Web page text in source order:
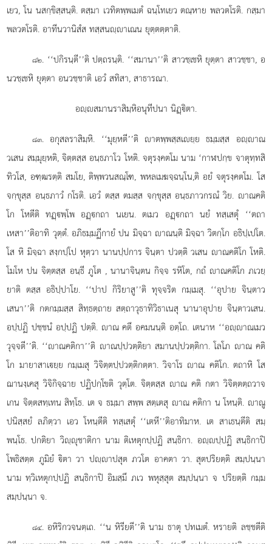
เยว, โน นสกฺขิสฺสนฺติ. ตสฺมา เวทิตพฺพเมตํ ฉนฺโทเยว ตณฺหาย พลวตโรติ. กสฺมา
พลวตโรติ. อาทีนวานิสํส ทสฺสนฺาเณน ยุตฺตตฺตาติ.
๘๒. ‘‘ปกิรนฺตี’’ติ ปตฺถรนฺติ. ‘‘สมานา’’ติ สาวชฺเชหิ ยุตฺตา สาวชฺชา, อ
นวชฺเชหิ ยุตฺตา อนวชฺชาติ เอวํ สทิสา, สาธารณา.
อฺสมานราสิมฺหิอนุทีปนา นิฏฺิตา.
๘๓. อกุสลราสิมฺหิ. ‘‘มุยฺหตี’’ติ าตพฺพสฺสเยฺย ธมฺมสฺส อฺาณ
วเสน สมฺมุยฺหติ, จิตฺตสฺส อนฺธภาโว โหติ. จตุรงฺคตโม นาม ‘กาฬปกฺข จาตุทฺทสิ
ทิวโส, อฑฺฒรตฺติ สมโย, ติพฺพวนสณฺโฑ, พหลเมฆจฺฉนฺโน,ติ อยํ จตุรงฺคตโม. โส
จกฺขุสฺส อนฺธภาวํ กโรติ. เอวํ ตสฺส ตมสฺส จกฺขุสฺส อนฺธภาวกรณํ วิย. าณคติ
โก โหตีติ ทฏฺพฺโพ อฏฺกถา นเยน. ตเมว อฏฺกถา นยํ ทสฺเสตุํ ‘‘ตถา
เหสา’’ติอาทิ วุตฺตํ. อภิธมฺมฏีกายํ ปน มิจฺฉา าณนฺติ มิจฺฉา วิตกฺโก อธิปฺเปโต.
โส หิ มิจฺฉา สงฺกปฺโป หุตฺวา นานปฺปการ จินฺตา ปวตฺติ วเสน าณคติโก โหติ.
โมโห ปน จิตฺตสฺส อนฺธี ภูโต , นานาจินฺตน กิจฺจ รหิโต, กถํ าณคติโก ภเวยฺ
ยาติ ตสฺส อธิปฺปาโย. ‘‘ปาป กิริยาสู’’ติ ทุจฺจริต กมฺเมสุ. ‘‘อุปาย จินฺตาว
เสนา’’ติ กตกมฺมสฺส สิทฺธตฺถาย สตฺถาวุธาทิวิธาเนสุ นานาอุปาย จินฺตาวเสน.
อปฺปฏิ ปชฺชนํ อปฺปฏิ ปตฺติ. าณ คตึ อคมนนฺติ อตฺโถ. เตนาห ‘‘อฺาณเมว
วุจฺจตี’’ติ. ‘‘าณคติกา’’ติ าณปฺปวตฺติยา สมานปฺปวตฺติกา. โลโภ าณ คติ
โก มายาสาเยฺย กมฺเมสุ วิจิตฺตปฺปวตฺติกตฺตา. วิจาโร าณ คติโก. ตถาหิ โส
ฌานงฺเคสุ วิจิกิจฺฉาย ปฏิปกฺโขติ วุตฺโต. จิตฺตสฺส าณ คติ กตา วิจิตฺตตฺถวาจ
เกน จิตฺตสทฺเทน สิทฺโธ. เต จ ธมฺมา สพฺพ สตฺเตสุ าณ คติกา น โหนฺติ. าณู
ปนิสฺสยํ ลภิตฺวา เอว โหนฺตีติ ทสฺเสตุํ ‘‘เตหี’’ติอาทิมาห. เต สาเธนฺตีติ สมฺ
พนฺโธ. ปกติยา วิฺุชาติกา นาม ติเหตุกปฺปฏิ สนฺธิกา. อฺปฺปฏิ สนฺธิกาปิ
โพธิสตฺต ภูมิยํ ิตา วา ปฺาปสุต ภวโต อาคตา วา. สุตปริยตฺติ สมฺปนฺนา
นาม ทฺวิเหตุกปฺปฏิ สนฺธิกาปิ อิมสฺมึ ภเว พหุสฺสุต สมฺปนฺนา จ ปริยตฺติ กมฺม
สมฺปนฺนา จ.
๘๔. อหิริกวจนตฺเถ. ‘‘น หิรียตี’’ติ นาม ธาตุ ปทเมตํ. หรายติ ลชฺชตีติ